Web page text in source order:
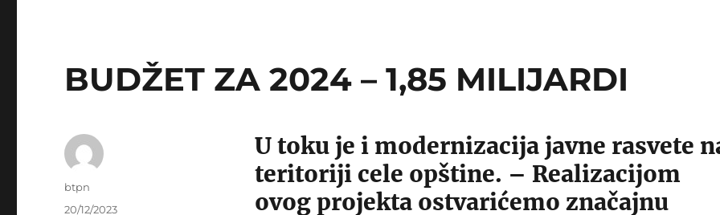
BUDŽET ZA 2024 – 1,85 MILIJARDI
U toku je i modernizacija javne rasvete
teritoriji cele opštine. – Realizacijom
ovog projekta ostvarićemo značajnu
Author
btpn
Posted
20/12/2023